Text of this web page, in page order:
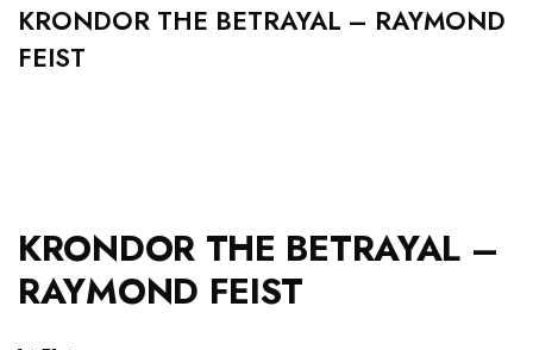
KRONDOR THE BETRAYAL – RAYMOND
FEIST
KRONDOR THE BETRAYAL –
RAYMOND FEIST